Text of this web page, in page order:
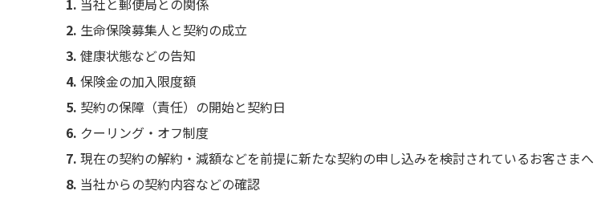
当社と郵便局との関係
生命保険募集人と契約の成立
健康状態などの告知
保険金の加入限度額
契約の保障（責任）の開始と契約日
クーリング・オフ制度
現在の契約の解約・減額などを前提に新たな契約の申し込みを検討されているお客さまへ
当社からの契約内容などの確認